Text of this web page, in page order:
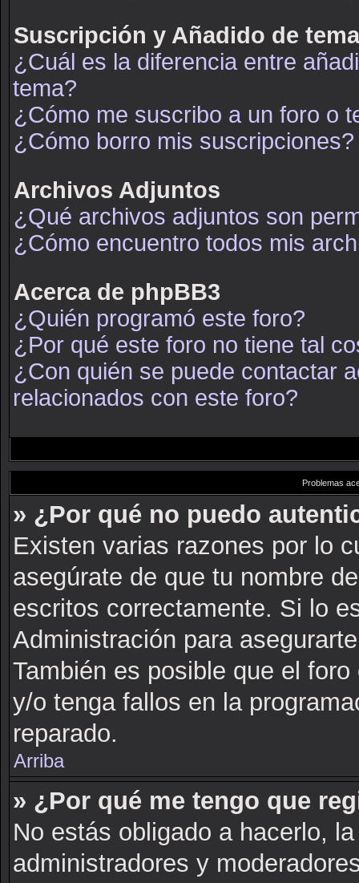
Suscripción y Añadido de
¿Cuál es la diferencia entre
tema?
¿Cómo me suscribo a un foro o
¿Cómo borro mis suscripciones?
Archivos Adjuntos
¿Qué archivos adjuntos son
¿Cómo encuentro todos mis
Acerca de phpBB3
¿Quién programó este foro?
¿Por qué este foro no tiene tal
¿Con quién se puede contactar
relacionados con este foro?
Problemas
» ¿Por qué no puedo
Existen varias razones por lo
asegúrate de que tu nombre
escritos correctamente. Si lo
Administración para
También es posible que el
y/o tenga fallos en la
reparado.
Arriba
» ¿Por qué me tengo que
No estás obligado a hacerlo,
administradores y